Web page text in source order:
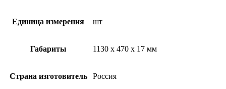
Единица измерения шт
Габариты 1130 x 470 x 17 мм
Страна изготовитель Россия